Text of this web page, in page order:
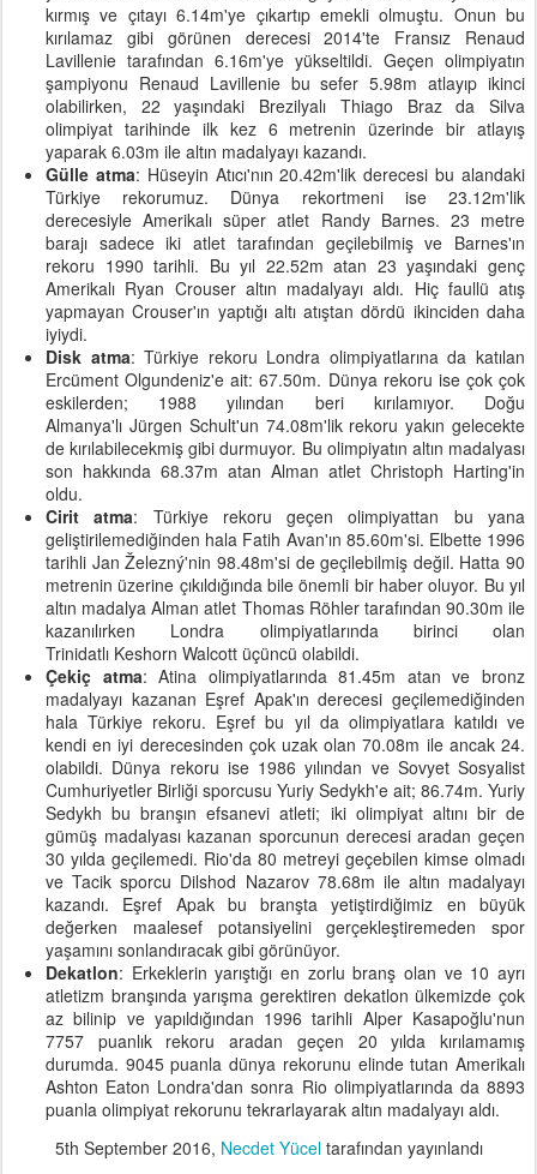
kırmış ve çıtayı 6.14m'ye çıkartıp emekli olmuştu. Onun bu
kırılamaz gibi görünen derecesi 2014'te Fransız Renaud
Lavillenie tarafından 6.16m'ye yükseltildi. Geçen olimpiyatın
şampiyonu Renaud Lavillenie bu sefer 5.98m atlayıp ikinci
olabilirken, 22 yaşındaki Brezilyalı Thiago Braz da Silva
olimpiyat tarihinde ilk kez 6 metrenin üzerinde bir atlayış
yaparak 6.03m ile altın madalyayı kazandı.
Gülle atma: Hüseyin Atıcı'nın 20.42m'lik derecesi bu alandaki
Türkiye rekorumuz. Dünya rekortmeni ise 23.12m'lik
derecesiyle Amerikalı süper atlet Randy Barnes. 23 metre
barajı sadece iki atlet tarafından geçilebilmiş ve Barnes'ın
rekoru 1990 tarihli. Bu yıl 22.52m atan 23 yaşındaki genç
Amerikalı Ryan Crouser altın madalyayı aldı. Hiç faullü atış
yapmayan Crouser'ın yaptığı altı atıştan dördü ikinciden daha
iyiydi.
Disk atma: Türkiye rekoru Londra olimpiyatlarına da katılan
Ercüment Olgundeniz'e ait: 67.50m. Dünya rekoru ise çok çok
eskilerden; 1988 yılından beri kırılamıyor. Doğu
Almanya'lı Jürgen Schult'un 74.08m'lik rekoru yakın gelecekte
de kırılabilecekmiş gibi durmuyor. Bu olimpiyatın altın madalyası
son hakkında 68.37m atan Alman atlet Christoph Harting'in
oldu.
Cirit atma: Türkiye rekoru geçen olimpiyattan bu yana
geliştirilemediğinden hala Fatih Avan'ın 85.60m'si. Elbette 1996
tarihli Jan Železný'nin 98.48m'si de geçilebilmiş değil. Hatta 90
metrenin üzerine çıkıldığında bile önemli bir haber oluyor. Bu yıl
altın madalya Alman atlet Thomas Röhler tarafından 90.30m ile
kazanılırken Londra olimpiyatlarında birinci olan
Trinidatlı Keshorn Walcott üçüncü olabildi.
Çekiç atma: Atina olimpiyatlarında 81.45m atan ve bronz
madalyayı kazanan Eşref Apak'ın derecesi geçilemediğinden
hala Türkiye rekoru. Eşref bu yıl da olimpiyatlara katıldı ve
kendi en iyi derecesinden çok uzak olan 70.08m ile ancak 24.
olabildi. Dünya rekoru ise 1986 yılından ve Sovyet Sosyalist
Cumhuriyetler Birliği sporcusu Yuriy Sedykh'e ait; 86.74m. Yuriy
Sedykh bu branşın efsanevi atleti; iki olimpiyat altını bir de
gümüş madalyası kazanan sporcunun derecesi aradan geçen
30 yılda geçilemedi. Rio'da 80 metreyi geçebilen kimse olmadı
ve Tacik sporcu Dilshod Nazarov 78.68m ile altın madalyayı
kazandı. Eşref Apak bu branşta yetiştirdiğimiz en büyük
değerken maalesef potansiyelini gerçekleştiremeden spor
yaşamını sonlandıracak gibi görünüyor.
Dekatlon: Erkeklerin yarıştığı en zorlu branş olan ve 10 ayrı
atletizm branşında yarışma gerektiren dekatlon ülkemizde çok
az bilinip ve yapıldığından 1996 tarihli Alper Kasapoğlu'nun
7757 puanlık rekoru aradan geçen 20 yılda kırılamamış
durumda. 9045 puanla dünya rekorunu elinde tutan Amerikalı
Ashton Eaton Londra'dan sonra Rio olimpiyatlarında da 8893
puanla olimpiyat rekorunu tekrarlayarak altın madalyayı aldı.
5th September 2016, Necdet Yüceltarafından yayınlandı